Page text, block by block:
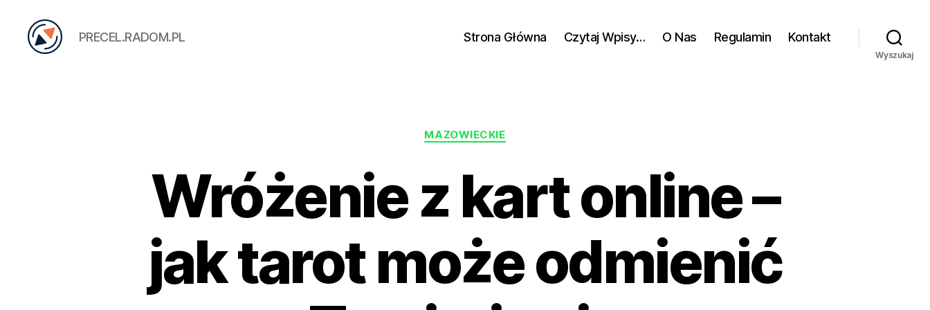
PRECEL.RADOM.PL Strona Główna Czytaj Wpisy… O Nas Regulamin Kontakt
Wyszukaj
Kategorie
MAZOWIECKIE
Wróżenie z kart online –
jak tarot może odmienić